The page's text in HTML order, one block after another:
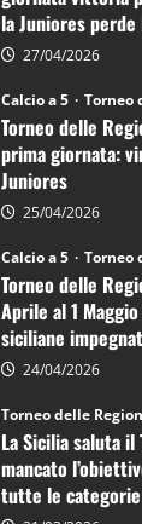
calcio
a
5:
la
Juniores
è
vicecampione
d’Italia
la Juniores perde
27/04/2026
Calcio a 5 Torneo
Torneo delle
prima giornata:
Juniores
25/04/2026
Calcio a 5 Torneo
Torneo delle
Aprile al 1
siciliane
24/04/2026
Torneo delle
La Sicilia saluta
mancato
tutte le categorie